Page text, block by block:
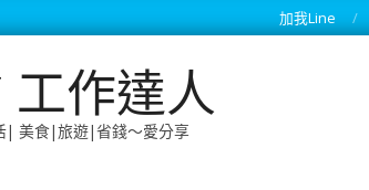
加我Line
工作達人
| 美食|旅遊|省錢～愛分享